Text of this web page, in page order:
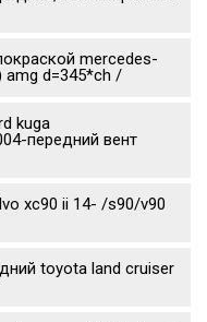
mercedes-
amg d=345*ch /
kuga
передний вент
xc90 ii 14- /s90/v90
toyota land cruiser